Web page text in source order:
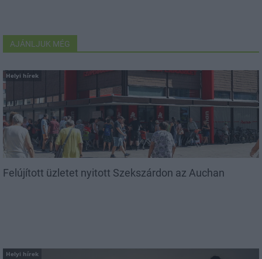
AJÁNLJUK MÉG
Helyi hírek
Felújított üzletet nyitott Szekszárdon az Auchan
Helyi hírek